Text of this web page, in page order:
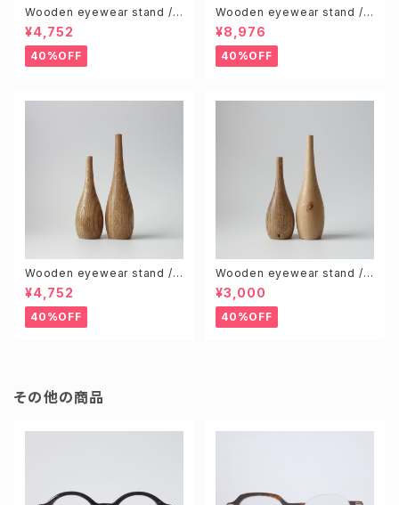
Wooden eyewear stand /
Natural (S & L size 2pcs)
¥4,752
40%OFF
Wooden eyewear stand /
Natural & Brown (S & L 4pc
s)
¥8,976
40%OFF
Wooden eyewear stand /
Brown (S & L size 2pcs)
¥4,752
40%OFF
Wooden eyewear stand /
Knotty (Random 2pcs)
¥3,000
40%OFF
その他の商品